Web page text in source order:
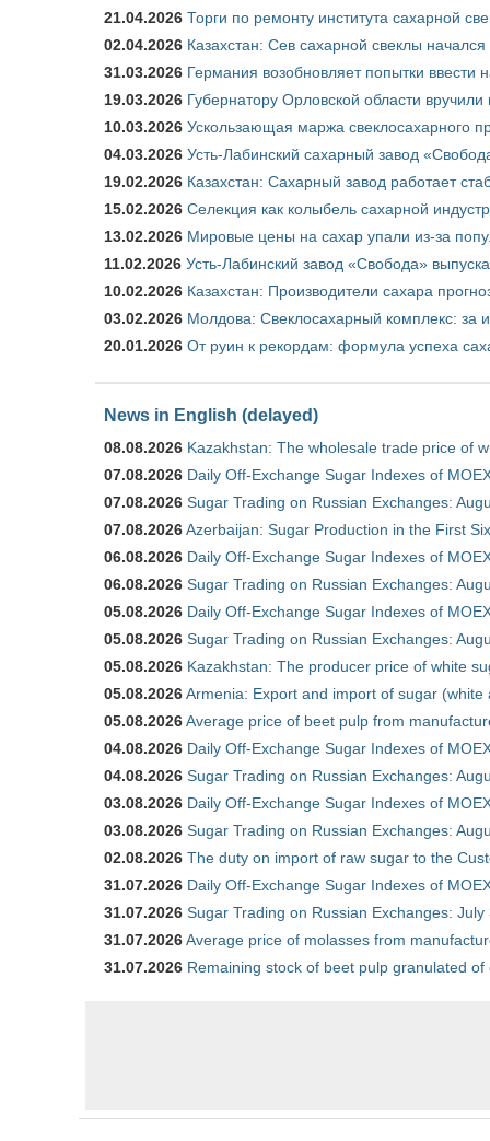
21.04.2026 Торги по ремонту института сахарной
02.04.2026 Казахстан: Сев сахарной свеклы
31.03.2026 Германия возобновляет попытки ввести
19.03.2026 Губернатору Орловской области
10.03.2026 Ускользающая маржа свеклосахарного
04.03.2026 Усть-Лабинский сахарный завод
19.02.2026 Казахстан: Сахарный завод работает
15.02.2026 Селекция как колыбель сахарной
13.02.2026 Мировые цены на сахар упали из-за
11.02.2026 Усть-Лабинский завод «Свобода»
10.02.2026 Казахстан: Производители сахара
03.02.2026 Молдова: Свеклосахарный комплекс: за
20.01.2026 От руин к рекордам: формула успеха
News in English (delayed)
08.08.2026 Kazakhstan: The wholesale trade price of
07.08.2026 Daily Off-Exchange Sugar Indexes of
07.08.2026 Sugar Trading on Russian Exchanges:
07.08.2026Azerbaijan: Sugar Production in the First
06.08.2026 Daily Off-Exchange Sugar Indexes of
06.08.2026 Sugar Trading on Russian Exchanges:
05.08.2026 Daily Off-Exchange Sugar Indexes of
05.08.2026 Sugar Trading on Russian Exchanges:
05.08.2026 Kazakhstan: The producer price of white
05.08.2026Armenia: Export and import of sugar (white
05.08.2026Average price of beet pulp from
04.08.2026 Daily Off-Exchange Sugar Indexes of
04.08.2026 Sugar Trading on Russian Exchanges:
03.08.2026 Daily Off-Exchange Sugar Indexes of
03.08.2026 Sugar Trading on Russian Exchanges:
02.08.2026 The duty on import of raw sugar to the
31.07.2026 Daily Off-Exchange Sugar Indexes of
31.07.2026 Sugar Trading on Russian Exchanges: July
31.07.2026Average price of molasses from
31.07.2026 Remaining stock of beet pulp granulated